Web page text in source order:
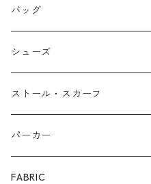
ネックレス
バングル
ピアス/イヤリング
リング
バッグ
本革
布帛
カゴ
ファー
シューズ
サンダル/ミュール
スニーカー/カジュアルシューズ
パンプス/綺麗めシューズ
ストール・スカーフ
パーカー
FABRIC